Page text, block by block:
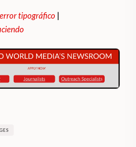
tipográfico |